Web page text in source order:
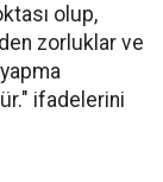
olup,
zorluklar ve
ifadelerini